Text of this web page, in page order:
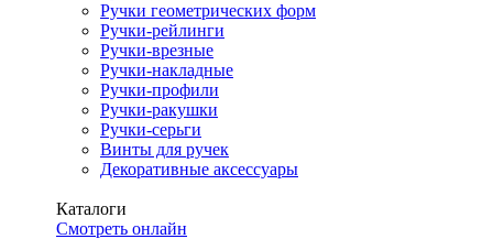
Ручки геометрических форм
Ручки-рейлинги
Ручки-врезные
Ручки-накладные
Ручки-профили
Ручки-ракушки
Ручки-серьги
Винты для ручек
Декоративные аксессуары
Каталоги
Смотреть онлайн